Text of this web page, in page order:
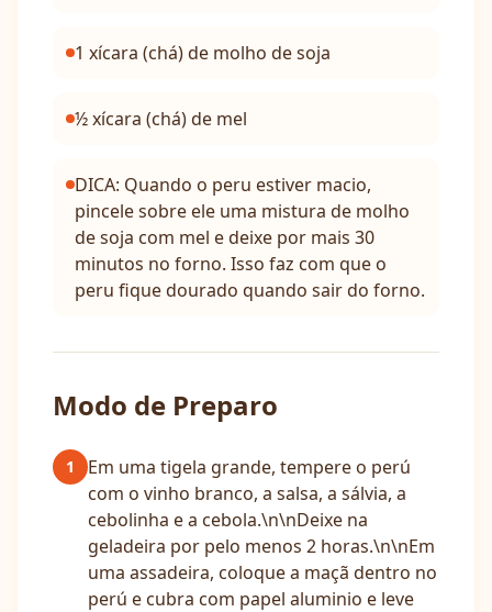
1 xícara (chá) de molho de soja
½ xícara (chá) de mel
DICA: Quando o peru estiver macio,
pincele sobre ele uma mistura de molho
de soja com mel e deixe por mais 30
minutos no forno. Isso faz com que o
peru fique dourado quando sair do forno.
Modo de Preparo
1
Em uma tigela grande, tempere o perú
com o vinho branco, a salsa, a sálvia, a
cebolinha e a cebola.\n\nDeixe na
geladeira por pelo menos 2 horas.\n\nEm
uma assadeira, coloque a maçã dentro no
perú e cubra com papel aluminio e leve